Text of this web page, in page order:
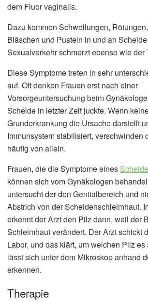
dem Fluor vaginalis.
Dazu kommen Schwellungen,
Bläschen und Pusteln in und an
Sexualverkehr schmerzt ebenso wie der
Diese Symptome treten in sehr
auf. Oft denken Frauen erst nach einer
Vorsorgeuntersuchung beim
Scheide in letzter Zeit juckte. Wenn
Grunderkrankung die Ursache darstellt
Immunsystem stabilisiert, verschwinden
häufig von allein.
Frauen, die die Symptome eines
können sich vom Gynäkologen
untersucht der den Genitalbereich und
Abstrich von der Scheidenschleimhaut.
erkennt der Arzt den Pilz dann, weil der
Schleimhaut verändert. Der Arzt schickt
Labor, und das klärt, um welchen Pilz
lässt sich unter dem Mikroskop anhand
erkennen.
Therapie